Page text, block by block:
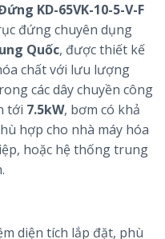
KD-65VK-10-5-V-F
đứng chuyên dụng
Quốc, được thiết kế
chất với lưu lượng
các dây chuyền công
tới 7.5kW, bơm có khả
hợp cho nhà máy hóa
hoặc hệ thống trung
diện tích lắp đặt, phù